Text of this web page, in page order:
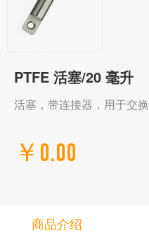
PTFE 活塞/20 毫升
活塞，带连接器，用于交
￥0.00
商品介绍